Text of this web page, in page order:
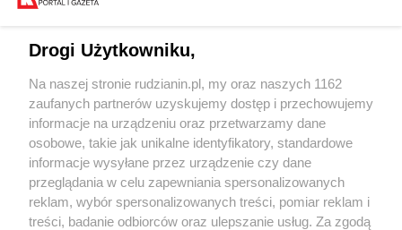
1 / 0
Wydawca mediów
Nie zapomnij
Drogi Użytkowniku,
Na naszej stronie rudzianin.pl, my oraz naszych 1162
zaufanych partnerów uzyskujemy dostęp i przechowujemy
informacje na urządzeniu oraz przetwarzamy dane
osobowe, takie jak unikalne identyfikatory, standardowe
informacje wysyłane przez urządzenie czy dane
przeglądania w celu zapewniania spersonalizowanych
reklam, wybór spersonalizowanych treści, pomiar reklam i
treści, badanie odbiorców oraz ulepszanie usług. Za zgodą